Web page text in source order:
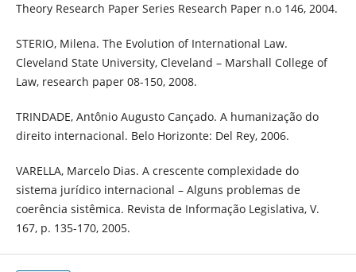
Theory Research Paper Series Research Paper n.o 146, 2004.
STERIO, Milena. The Evolution of International Law.
Cleveland State University, Cleveland – Marshall College of
Law, research paper 08-150, 2008.
TRINDADE, Antônio Augusto Cançado. A humanização do
direito internacional. Belo Horizonte: Del Rey, 2006.
VARELLA, Marcelo Dias. A crescente complexidade do
sistema jurídico internacional – Alguns problemas de
coerência sistêmica. Revista de Informação Legislativa, V.
167, p. 135-170, 2005.